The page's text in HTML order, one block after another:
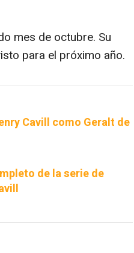
mes de octubre. Su
para el próximo año.
Cavill como Geralt de
de la serie de